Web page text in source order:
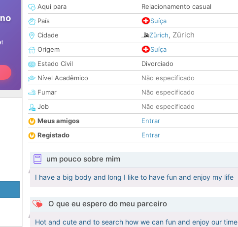
Aqui para
Relacionamento casual
País
Suíça
Cidade
Zürich, Zürich
Origem
Suíça
Estado Civil
Divorciado
Nível Acadêmico
Não especificado
Fumar
Não especificado
Job
Não especificado
Meus amigos
Entrar
Registado
Entrar
um pouco sobre mim
I have a big body and long I like to have fun and enjoy my life
O que eu espero do meu parceiro
Hot and cute and to search how we can fun and enjoy our time